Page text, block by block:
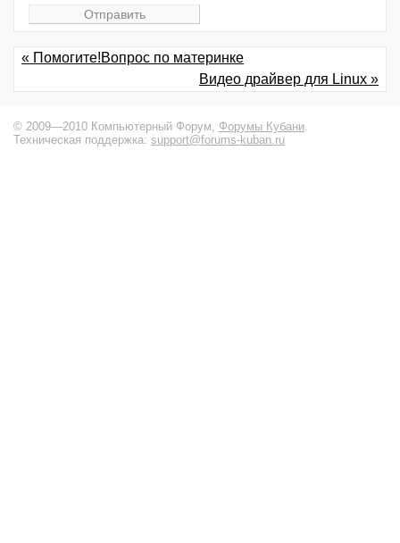
« Помогите!Вопрос по материнке
Видео драйвер для Linux »
© 2009—2010 Компьютерный Форум, Форумы Кубани
Техническая поддержка: support@forums-kuban.ru